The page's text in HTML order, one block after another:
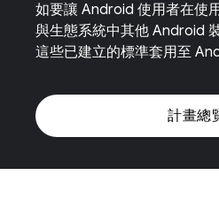
如要讓 Android 使用者在使
與生態系統中其他 Android
這些已建立的標準套用至
計畫總